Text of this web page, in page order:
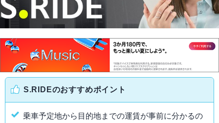
S.RIDEのおすすめポイント
乗車予定地から目的地までの運賃が事前に分かるの